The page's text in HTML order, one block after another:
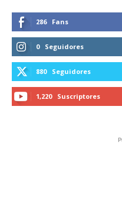
286 Fans
0 Seguidores
880 Seguidores
1,220 Suscriptores